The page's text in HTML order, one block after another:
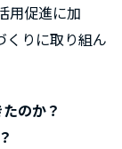
用促進に加
くりに取り組ん
のか？